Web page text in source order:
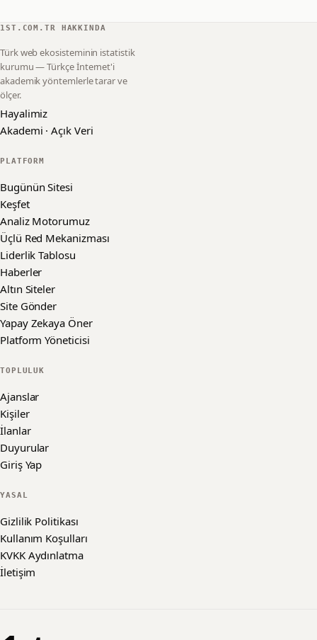
1ST.COM.TR HAKKINDA
Türk web ekosisteminin istatistik
kurumu — Türkçe İnternet'i
akademik yöntemlerle tarar ve
ölçer.
Hayalimiz
Akademi · Açık Veri
PLATFORM
Bugünün Sitesi
Keşfet
Analiz Motorumuz
Üçlü Red Mekanizması
Liderlik Tablosu
Haberler
Altın Siteler
Site Gönder
Yapay Zekaya Öner
Platform Yöneticisi
TOPLULUK
Ajanslar
Kişiler
İlanlar
Duyurular
Giriş Yap
YASAL
Gizlilik Politikası
Kullanım Koşulları
KVKK Aydınlatma
İletişim